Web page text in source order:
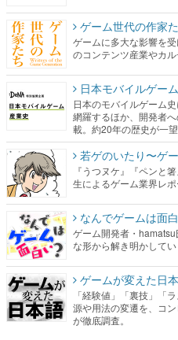
ゲーム世代の作家
ゲームに多大な影響を
のコンテンツ産業やカ
日本モバイルゲー
日本のモバイルゲーム
網羅するほか、開発者
載。約20年の歴史が一
若ゲのいたり〜ゲ
『うつヌケ』『ペンと
生によるゲーム業界レポ
なんでゲームは面
ゲーム開発者・
な形から解き明かして
ゲームが変えた日
「経験値」「裏技」「
源や用法の変遷を、コ
が徹底調査。